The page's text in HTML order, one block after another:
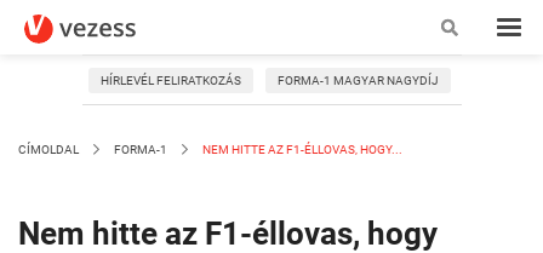
HÍRLEVÉL FELIRATKOZÁS FORMA-1 MAGYAR NAGYDÍJ
CÍMOLDAL FORMA-1 NEM HITTE AZ F1-ÉLLOVAS, HOGY...
Nem hitte az F1-éllovas, hogy